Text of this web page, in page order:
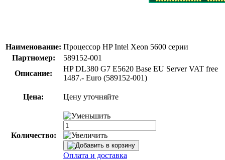
Наименование: Процессор HP Intel Xeon 5600 серии
Партномер:
589152-001
Описание:
HP DL380 G7 E5620 Base EU Server VAT free
1487.- Euro (589152-001)
Цена: Цену уточняйте
Количество:
Оплата и доставка